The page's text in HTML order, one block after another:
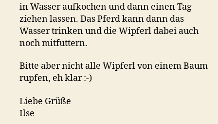
in Wasser aufkochen und dann einen Tag
ziehen lassen. Das Pferd kann dann das
Wasser trinken und die Wipferl dabei auch
noch mitfuttern.
Bitte aber nicht alle Wipferl von einem Baum
rupfen, eh klar :-)
Liebe Grüße
Ilse